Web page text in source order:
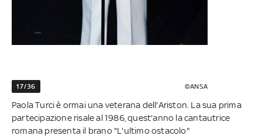
17/36 ©ANSA
Paola Turci è ormai una veterana dell'Ariston. La sua prima
partecipazione risale al 1986, quest'anno la cantautrice
romana presenta il brano "L'ultimo ostacolo"